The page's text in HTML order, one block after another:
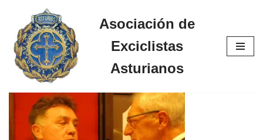
Saltar
al
contenido
Asociación de
Exciclistas
Asturianos